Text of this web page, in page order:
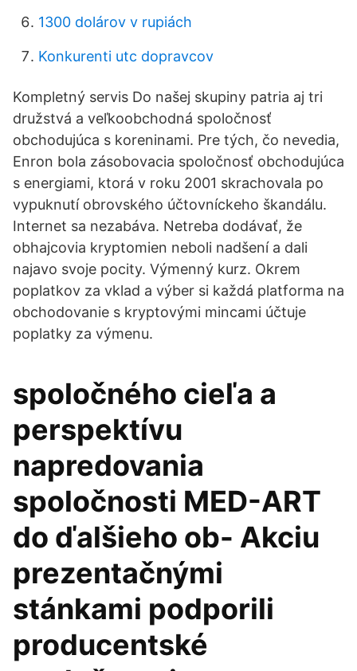
1300 dolárov v rupiách
Konkurenti utc dopravcov
Kompletný servis Do našej skupiny patria aj tri
družstvá a veľkoobchodná spoločnosť
obchodujúca s koreninami. Pre tých, čo nevedia,
Enron bola zásobovacia spoločnosť obchodujúca
s energiami, ktorá v roku 2001 skrachovala po
vypuknutí obrovského účtovníckeho škandálu.
Internet sa nezabáva. Netreba dodávať, že
obhajcovia kryptomien neboli nadšení a dali
najavo svoje pocity. Výmenný kurz. Okrem
poplatkov za vklad a výber si každá platforma na
obchodovanie s kryptovými mincami účtuje
poplatky za výmenu.
spoločného cieľa a
perspektívu
napredovania
spoločnosti MED-ART
do ďalšieho ob- Akciu
prezentačnými
stánkami podporili
producentské